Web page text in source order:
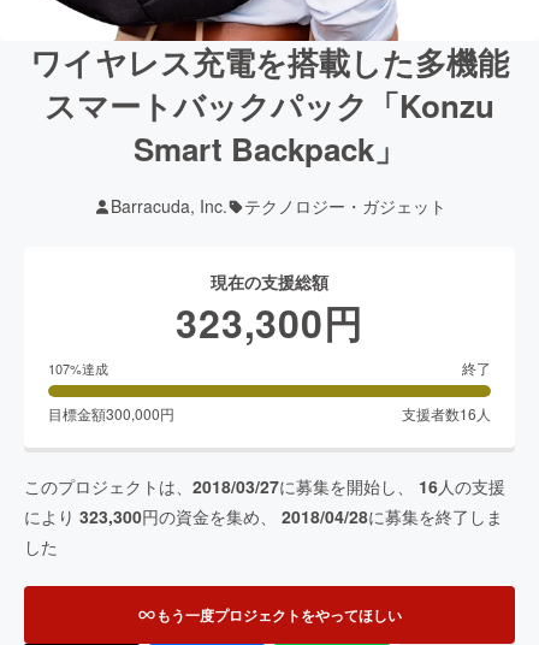
ワイヤレス充電を搭載した多機能
スマートバックパック「Konzu
Smart Backpack」
Barracuda, Inc. テクノロジー・ガジェット
現在の支援総額
323,300円
107%達成 終了
目標金額300,000円 支援者数16 人
このプロジェクトは、 2018/03/27に募集を開始し、 16人の支援
により 323,300円の資金を集め、 2018/04/28に募集を終了しま
した
もう一度プロジェクトをやってほしい